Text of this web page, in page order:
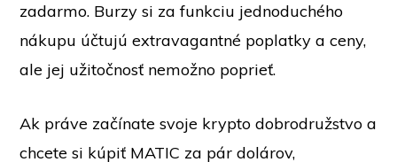
zadarmo. Burzy si za funkciu jednoduchého
nákupu účtujú extravagantné poplatky a ceny,
ale jej užitočnosť nemožno poprieť.
Ak práve začínate svoje krypto dobrodružstvo a
chcete si kúpiť MATIC za pár dolárov,